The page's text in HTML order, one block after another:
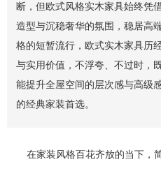
断，但欧式风格实木家具始终凭
造型与沉稳奢华的氛围，稳居高
格的短暂流行，欧式实木家具历
与实用价值，不浮夸、不过时，
能提升全屋空间的层次感与高级
的经典家装首选。
在家装风格百花齐放的当下，